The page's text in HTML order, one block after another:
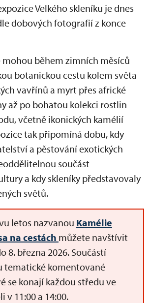
Velkého skleníku je dnes
dobových fotografií z konce
mohou během zimních měsíců
botanickou cestu kolem světa –
vavřínů a myrt přes africké
až po bohatou kolekci rostlin
včetně ikonických kamélií
tak připomíná dobu, kdy
a pěstování exotických
součást
a kdy skleníky představovaly
světů.
letos nazvanou Kamélie
na cestách můžete navštívit
8. března 2026. Součástí
tematické komentované
se konají každou středu ve
v 11:00 a 14:00.